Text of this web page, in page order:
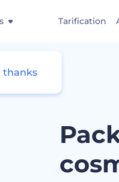
Tarification
thanks